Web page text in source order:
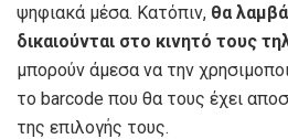
ψηφιακά μέσα. Κατόπιν, θα
δικαιούνται στο κινητό τους
μπορούν άμεσα να την
το barcode που θα τους έχει
της επιλογής τους.